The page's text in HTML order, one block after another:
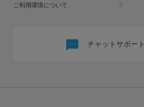
ご利用環境について
チャットサポート